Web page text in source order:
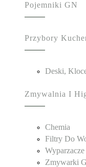
Pojemniki GN
Przybory
Deski,
Zmywalnia I
Chemia
Filtry Do
Zmywarki